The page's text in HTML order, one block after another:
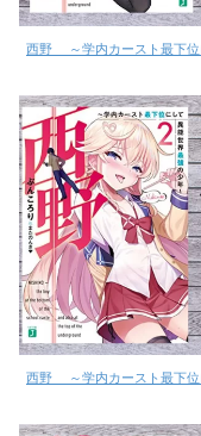
西野 ～学内カースト最下位
西野 ～学内カースト最下位